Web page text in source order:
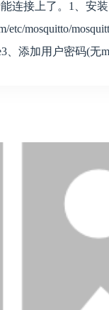
连接上了。1、安装
etc/mosquitto/
、添加用户密码(无